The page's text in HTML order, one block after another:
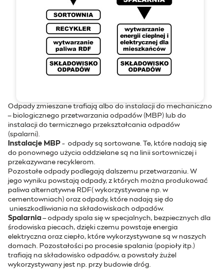
Odpady zmieszane trafiają albo do instalacji do mechaniczno
– biologicznego przetwarzania odpadów (MBP) lub do
instalacji do termicznego przekształcania odpadów
(spalarni).
Instalacje MBP - odpady są sortowane. Te, które nadają się
do ponownego użycia oddzielane są na linii sortowniczej i
przekazywane recyklerom.
Pozostałe odpady podlegają dalszemu przetwarzaniu. W
jego wyniku powstają odpady, z których można produkować
paliwa alternatywne RDF( wykorzystywane np. w
cementowniach) oraz odpady, które nadają się do
unieszkodliwiania na składowiskach odpadów.
Spalarnia – odpady spala się w specjalnych, bezpiecznych dla
środowiska piecach, dzięki czemu powstaje energia
elektryczna oraz ciepło, które wykorzystywane są w naszych
domach. Pozostałości po procesie spalania (popioły itp.)
trafiają na składowisko odpadów, a powstały żużel
wykorzystywany jest np. przy budowie dróg.